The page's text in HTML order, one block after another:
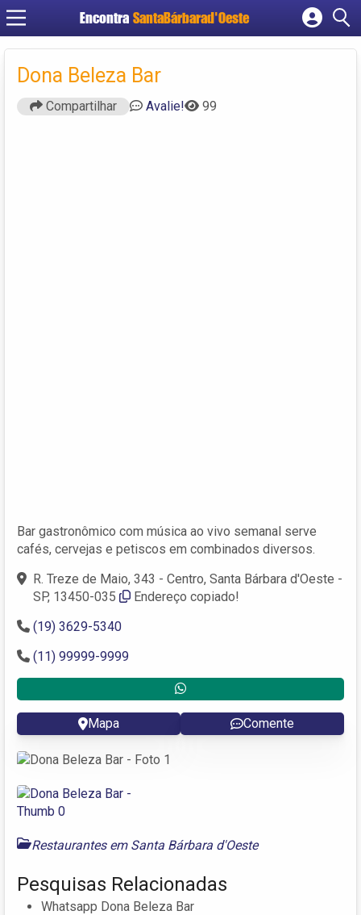
Encontra SantaBárbarad'Oeste
Cadastrar empresa
Dona Beleza Bar
Compartilhar Avalie! 99
Bar gastronômico com música ao vivo semanal serve
cafés, cervejas e petiscos em combinados diversos.
R. Treze de Maio, 343 - Centro, Santa Bárbara d'Oeste -
SP, 13450-035
Endereço copiado!
(19) 3629-5340
(11) 99999-9999
Mapa Comente
Restaurantes em Santa Bárbara d'Oeste
Pesquisas Relacionadas
Whatsapp Dona Beleza Bar